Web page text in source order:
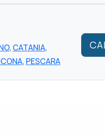
, CATANIA,
, PESCARA